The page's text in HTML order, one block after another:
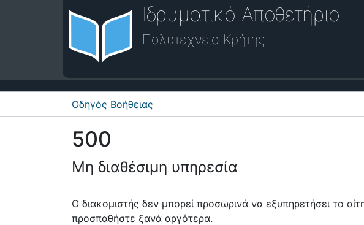
Ιδρυματικό Αποθετήριο
Πολυτεχνείο Κρήτης
Οδηγός Βοήθειας
500
Μη διαθέσιμη υπηρεσία
Ο διακομιστής δεν μπορεί προσωρινά να εξυπηρετήσει το
προσπαθήστε ξανά αργότερα.